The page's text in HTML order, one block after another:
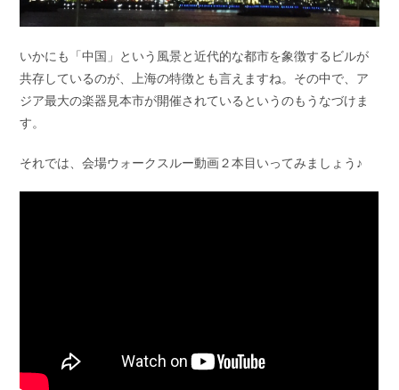
いかにも「中国」という風景と近代的な都市を象徴するビルが
共存しているのが、上海の特徴とも言えますね。その中で、ア
ジア最大の楽器見本市が開催されているというのもうなづけま
す。
それでは、会場ウォークスルー動画２本目いってみましょう♪